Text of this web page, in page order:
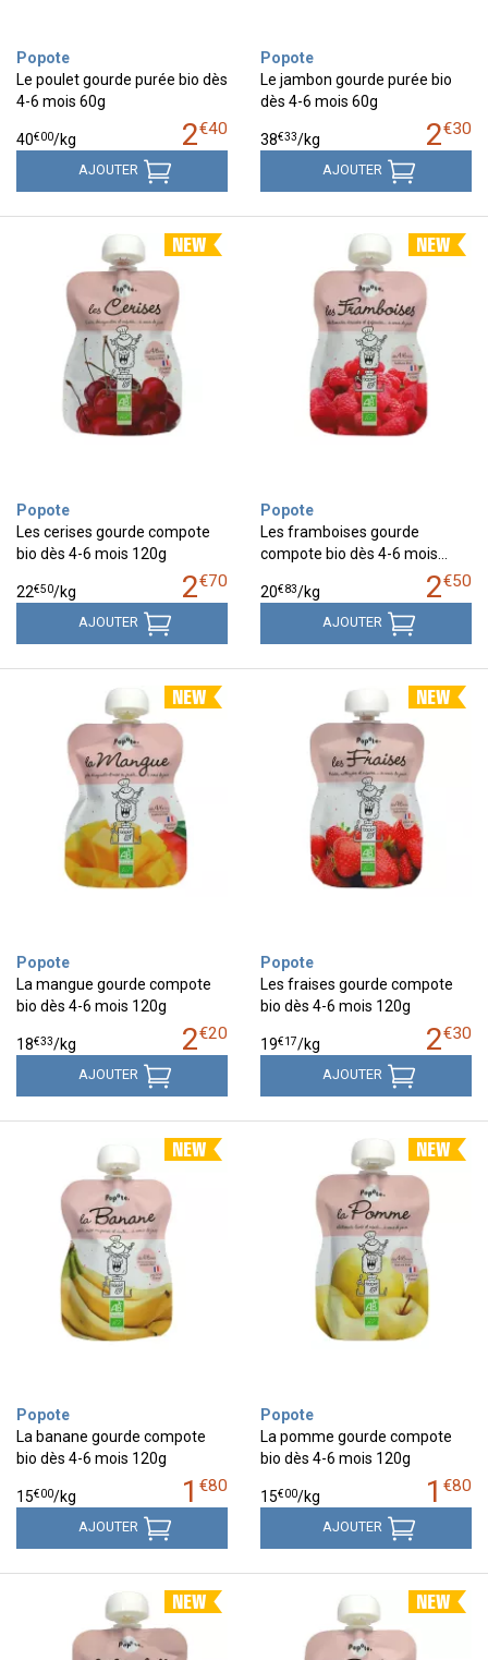
Popote
Le poulet gourde purée bio dès
4-6 mois 60g
2€40
40€00/kg
AJOUTER
Popote
Le jambon gourde purée bio
dès 4-6 mois 60g
2€30
38€33/kg
AJOUTER
Popote
Les cerises gourde compote
bio dès 4-6 mois 120g
2€70
22€50/kg
AJOUTER
Popote
Les framboises gourde
compote bio dès 4-6 mois…
2€50
20€83/kg
AJOUTER
Popote
La mangue gourde compote
bio dès 4-6 mois 120g
2€20
18€33/kg
AJOUTER
Popote
Les fraises gourde compote
bio dès 4-6 mois 120g
2€30
19€17/kg
AJOUTER
Popote
La banane gourde compote
bio dès 4-6 mois 120g
1 €80
15€00/kg
AJOUTER
Popote
La pomme gourde compote
bio dès 4-6 mois 120g
1 €80
15€00/kg
AJOUTER